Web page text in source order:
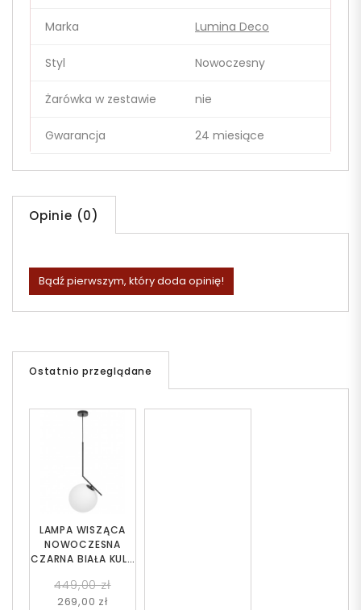
Marka Lumina Deco
Styl Nowoczesny
Żarówka w zestawie nie
Gwarancja 24 miesiące
Opinie (0)
Bądź pierwszym, który doda opinię!
Ostatnio przeglądane
LAMPA WISZĄCA
NOWOCZESNA
CZARNA BIAŁA KULA
449,00 zł
269,00 zł